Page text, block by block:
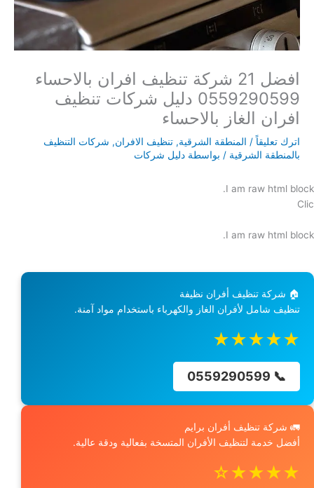
افضل 21 شركة تنظيف افران بالاحساء
0559290599 دليل شركات تنظيف
افران الغاز بالاحساء
اترك تعليقاً / المنطقة الشرقية, تنظيف الافران, شركات التنظيف
بالمنطقة الشرقية / بواسطة دليل شركات
I am raw html block.
Clic
I am raw html block.
🏠 شركة تنظيف أفران نظيفة
تنظيف شامل لأفران الغاز والكهرباء باستخدام مواد آمنة.
★★★★★
📞 0559290599
🚛 شركة تنظيف أفران برايم
أفضل خدمة لتنظيف الأفران المتسخة بفعالية ودقة عالية.
★★★★☆